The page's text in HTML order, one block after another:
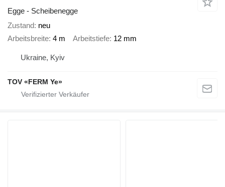
Egge - Scheibenegge
Zustand neu
Arbeitsbreite 4 m Arbeitstiefe 12 mm
Ukraine, Kyiv
TOV «FERM Ye»